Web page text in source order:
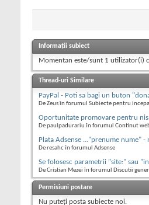
Informații subiect
Momentan este/sunt 1 utilizator(i)
Thread-uri Similare
PayPal - Poti sa bagi un buton
De Zeus în forumul Subiecte pentru
Oportunitate promovare pentru
De paulpadurariu în forumul Continut
Plata Adsense ..."prenume nume"
De resahc în forumul Adsense
Se folosesc parametrii "site:" sau
De Cristian Mezei în forumul Discutii
Permisiuni postare
Nu puteţi posta subiecte noi.